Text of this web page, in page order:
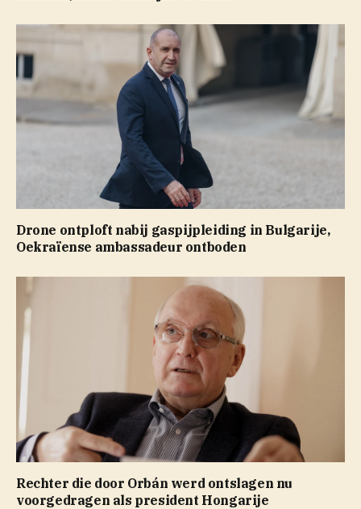
Drone ontploft nabij gaspijpleiding in Bulgarije,
Oekraïense ambassadeur ontboden
Rechter die door Orbán werd ontslagen nu
voorgedragen als president Hongarije